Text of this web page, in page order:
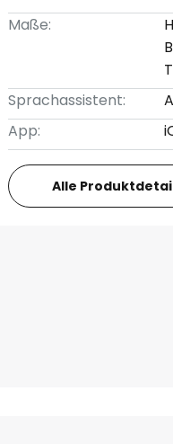
Maße:
Sprachassistent:
App:
Alle